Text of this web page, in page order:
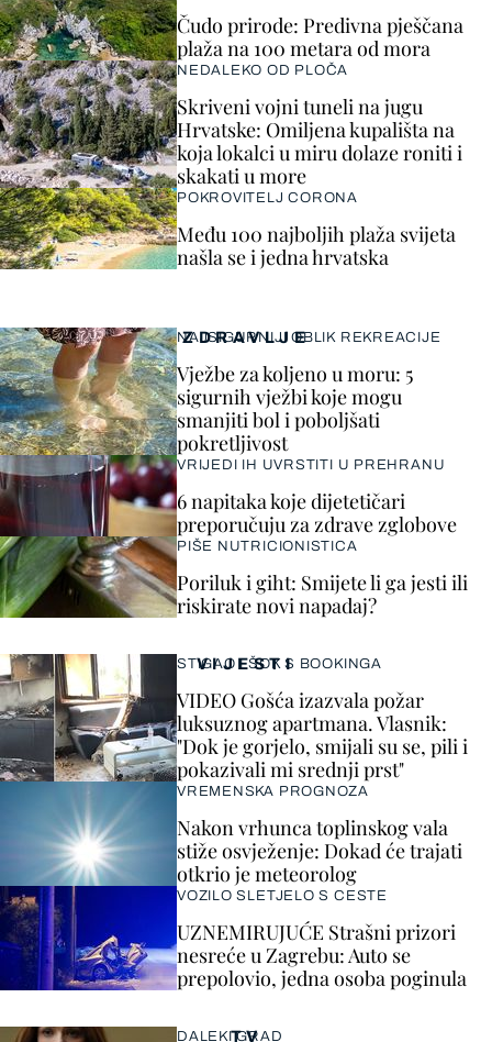
VIJESTI
STIGAO I ŠOK S BOOKINGA
VIDEO Gošća izazvala požar
luksuznog apartmana. Vlasnik:
"Dok je gorjelo, smijali su se, pili i
pokazivali mi srednji prst"
VREMENSKA PROGNOZA
Nakon vrhunca toplinskog vala
stiže osvježenje: Dokad će trajati
otkrio je meteorolog
VOZILO SLETJELO S CESTE
UZNEMIRUJUĆE Strašni prizori
nesreće u Zagrebu: Auto se
prepolovio, jedna osoba poginula
ZDRAVLJE
NAJSIGURNIJI OBLIK REKREACIJE
Vježbe za koljeno u moru: 5
sigurnih vježbi koje mogu
smanjiti bol i poboljšati
pokretljivost
VRIJEDI IH UVRSTITI U PREHRANU
6 napitaka koje dijetetičari
preporučuju za zdrave zglobove
PIŠE NUTRICIONISTICA
Poriluk i giht: Smijete li ga jesti ili
riskirate novi napadaj?
TV
DALEKI GRAD
Čudo prirode: Predivna pješčana
plaža na 100 metara od mora
NEDALEKO OD PLOČA
Skriveni vojni tuneli na jugu
Hrvatske: Omiljena kupališta na
koja lokalci u miru dolaze roniti i
skakati u more
POKROVITELJ CORONA
Među 100 najboljih plaža svijeta
našla se i jedna hrvatska